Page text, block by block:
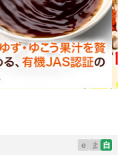
e ま 自